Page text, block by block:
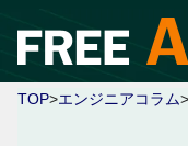
TOP>エンジニアコラム